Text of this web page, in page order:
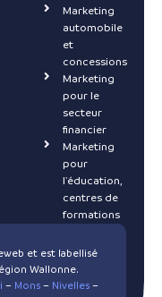
Marketing
automobile
et
concessions
Marketing
pour le
secteur
financier
Marketing
pour
l'éducation,
centres de
formations
et est labellisé
Wallonne.
– Mons– Nivelles–